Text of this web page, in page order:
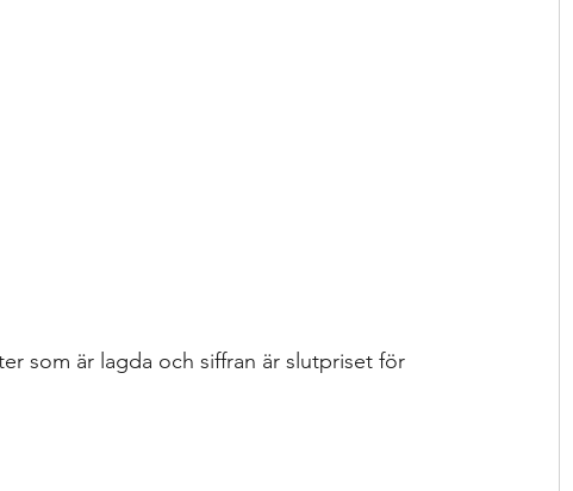
som är lagda och siffran är slutpriset för